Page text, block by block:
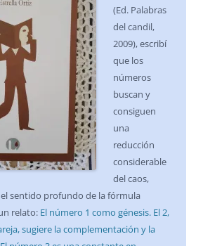
(Ed. Palabras
del candil,
2009), escribí
que los
números
buscan y
consiguen
una
reducción
considerable
del caos,
sentido profundo de la fórmula
relato: El número 1 como génesis. El 2,
sugiere la complementación y la